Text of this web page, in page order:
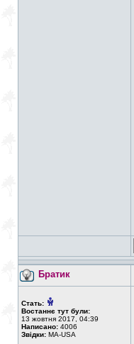
Братик
Стать:
Востаннє тут були:
13 жовтня 2017, 04:39
Написано: 4006
Звідки: MA-USA